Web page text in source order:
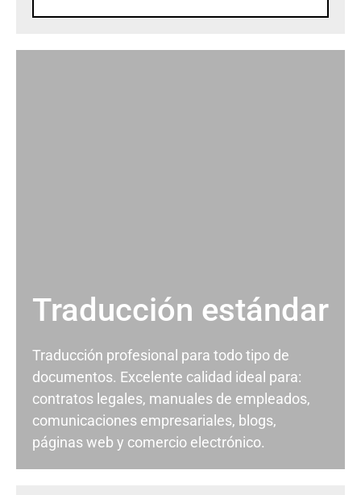
Traducción estándar
Traducción profesional para todo tipo de
documentos. Excelente calidad ideal para:
contratos legales, manuales de empleados,
comunicaciones empresariales, blogs,
páginas web y comercio electrónico.